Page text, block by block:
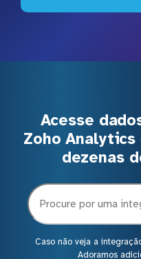
Acesse
Zoho
dezenas
Caso não veja a
Adoramos